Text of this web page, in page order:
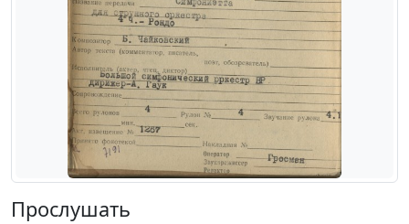
Прослушать